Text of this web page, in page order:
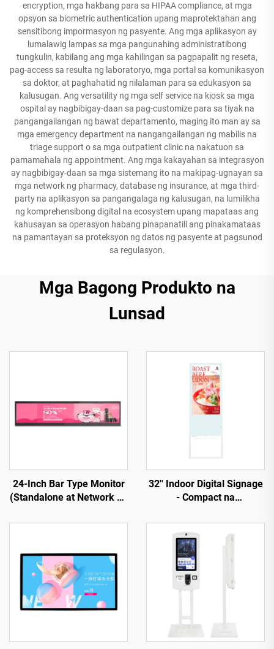
encryption, mga hakbang para sa HIPAA compliance, at mga
opsyon sa biometric authentication upang maprotektahan ang
sensitibong impormasyon ng pasyente. Ang mga aplikasyon ay
lumalawig lampas sa mga pangunahing administratibong
tungkulin, kabilang ang mga kahilingan sa pagpapalit ng reseta,
pag-access sa resulta ng laboratoryo, mga portal sa komunikasyon
sa doktor, at paghahatid ng nilalaman para sa edukasyon sa
kalusugan. Ang versatility ng mga self service na kiosk sa mga
ospital ay nagbibigay-daan sa pag-customize para sa tiyak na
pangangailangan ng bawat departamento, maging ito man ay sa
mga emergency department na nangangailangan ng mabilis na
triage support o sa mga outpatient clinic na nakatuon sa
pamamahala ng appointment. Ang mga kakayahan sa integrasyon
ay nagbibigay-daan sa mga sistemang ito na makipag-ugnayan sa
mga network ng pharmacy, database ng insurance, at mga third-
party na aplikasyon sa pangangalaga ng kalusugan, na lumilikha
ng komprehensibong digital na ecosystem upang mapataas ang
kahusayan sa operasyon habang pinapanatili ang pinakamataas
na pamantayan sa proteksyon ng datos ng pasyente at pagsunod
sa regulasyon.
Mga Bagong Produkto na
Lunsad
24-Inch Bar Type Monitor
(Standalone at Network na
1920×360 na Resolusyon
32'' Indoor Digital Signage
- Compact na
para sa Komersyal at
Pampublikong Gamit